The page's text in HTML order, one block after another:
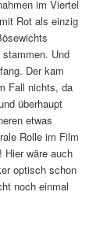
im Viertel
Rot als einzig
Und
Der kam
Fall nichts, da
überhaupt
etwas
Rolle im Film
Hier wäre auch
optisch schon
noch einmal